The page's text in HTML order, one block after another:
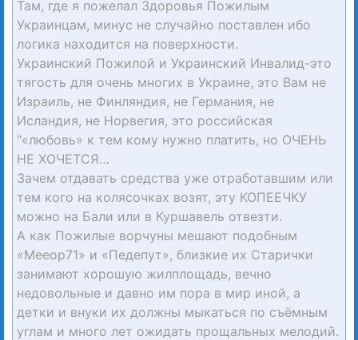
Там, где я пожелал Здоровья Пожилым
Украинцам, минус не случайно поставлен ибо
логика находится на поверхности.
Украинский Пожилой и Украинский Инвалид-это
тягость для очень многих в Украине, это Вам не
Израиль, не Финляндия, не Германия, не
Исландия, не Норвегия, это российская
"«любовь» к тем кому нужно платить, но ОЧЕНЬ
НЕ ХОЧЕТСЯ…
Зачем отдавать средства уже отработавшим или
тем кого на колясочках возят, эту КОПЕЕЧКУ
можно на Бали или в Куршавель отвезти.
А как Пожилые ворчуны мешают подобным
«Мееор71» и «Педепут», близкие их Старички
занимают хорошую жилплощадь, вечно
недовольные и давно им пора в мир иной, а
детки и внуки их должны мыкаться по съёмным
углам и много лет ожидать прощальных мелодий.